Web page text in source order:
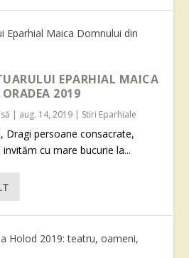
EPARHIAL MAICA
2019
| aug. 14, 2019 | Stiri Eparhiale
Dragi persoane consacrate,
cu mare bucurie la...